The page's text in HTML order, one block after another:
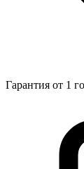
Гарантия от 1